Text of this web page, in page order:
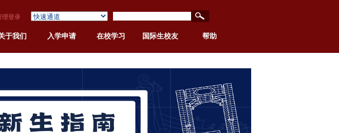
理登录
于我们 入学申请 在校学习 国际生校友 帮助